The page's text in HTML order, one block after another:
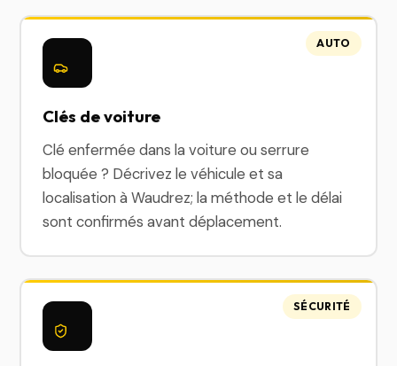
Clés de voiture
Clé enfermée dans la voiture ou serrure
bloquée ? Décrivez le véhicule et sa
localisation à Waudrez; la méthode et le délai
sont confirmés avant déplacement.
AUTO
SÉCURITÉ